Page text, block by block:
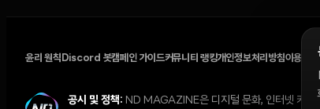
윤리 원칙 Discord 봇캠페인 가이드커뮤니티 랭킹개인정보처리방침이용약관
공시 및 정책: ND MAGAZINE은 디지털 문화, 인터넷 커뮤